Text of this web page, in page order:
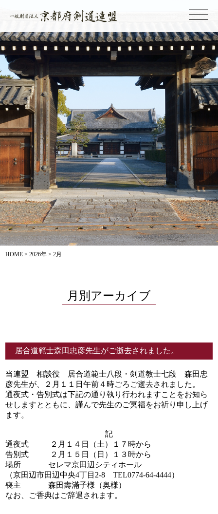
HOME >2026年 >2月
月別アーカイブ
居合道範士森田忠彦先生がご逝去されました。
当連盟 相談役 居合道範士八段・剣道教士七段 森田忠
彦先生が、２月１１日午前４時ごろご逝去されました。
通夜式・告別式は下記の通り執り行われますことをお知ら
せしますとともに、謹んで先生のご冥福をお祈り申し上げ
ます。
記
通夜式 ２月１４日（土）１７時から
告別式 ２月１５日（日）１３時から
場所 セレマ京田辺シティホール
（京田辺市田辺中央4丁目2-8 TEL0774-64-4444）
喪主 森田壽滿子様（奥様）
なお、ご香典はご辞退されます。